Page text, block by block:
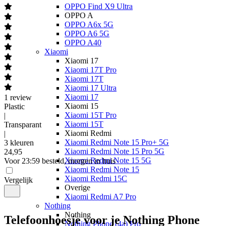
OPPO Find X9 Ultra
OPPO A
OPPO A6x 5G
OPPO A6 5G
OPPO A40
Xiaomi
Xiaomi 17
Xiaomi 17T Pro
Xiaomi 17T
Xiaomi 17 Ultra
Xiaomi 17
Xiaomi 15
Xiaomi 15T Pro
Xiaomi 15T
Xiaomi Redmi
Xiaomi Redmi Note 15 Pro+ 5G
Xiaomi Redmi Note 15 Pro 5G
Xiaomi Redmi Note 15 5G
Xiaomi Redmi Note 15
Xiaomi Redmi 15C
Overige
Xiaomi Redmi A7 Pro
Nothing
Nothing
Nothing Phone (4a) Pro
1 review
Plastic
|
Transparant
|
3 kleuren
24,95
Voor 23:59 besteld, morgen in huis
Vergelijk
Telefoonhoesje voor je Nothing Phone